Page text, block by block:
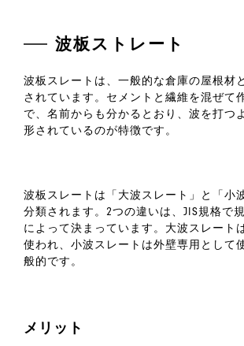
波板ストレート
波板スレートは、一般的な倉庫の屋根材
されています。セメントと繊維を混ぜて
で、名前からも分かるとおり、波を打つ
形されているのが特徴です。
波板スレートは「大波スレート」と「小
分類されます。2つの違いは、JIS規格で
によって決まっています。大波スレート
使われ、小波スレートは外壁専用として
般的です。
メリット